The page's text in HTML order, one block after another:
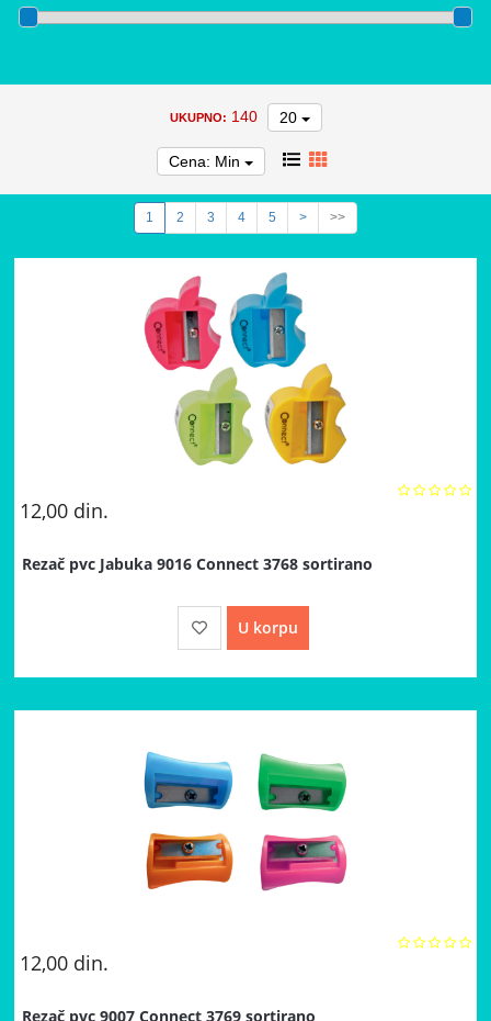
UKUPNO: 140 20
Cena: Min
1 2 3 4 5 > >>
12,00 din.
Rezač pvc Jabuka 9016 Connect 3768 sortirano
U korpu
12,00 din.
Rezač pvc 9007 Connect 3769 sortirano